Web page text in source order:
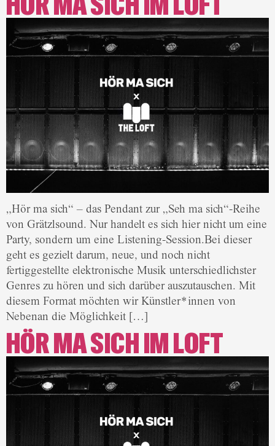
„Hör ma sich“ – das Pendant zur „Seh ma sich“-Reihe
von Grätzlsound. Nur handelt es sich hier nicht um eine
Party, sondern um eine Listening-Session.Bei dieser
geht es gezielt darum, neue, und noch nicht
fertiggestellte elektronische Musik unterschiedlichster
Genres zu hören und sich darüber auszutauschen. Mit
diesem Format möchten wir Künstler*innen von
Nebenan die Möglichkeit […]
HÖR MA SICH IM LOFT